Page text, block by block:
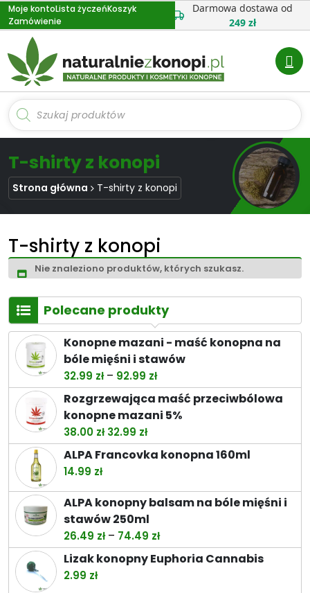
Przejdź
do
treści
Moje kontoLista życzeńKoszyk
Zamówienie
Darmowa dostawa od
249 zł
Wyszukiwarka
produktów
T-shirty z konopi
Strona główna T-shirty z konopi
T-shirty z konopi
Nie znaleziono produktów, których szukasz.
Polecane produkty
Konopne mazani - maść konopna na
bóle mięśni i stawów
32.99 zł – 92.99 złZakres
cen:
od
do
92.99 zł
Rozgrzewająca maść przeciwbólowa
konopne mazani 5%
38.00 zł Pierwotna
cena
32.99 złAktualna
cena
ALPA Francovka konopna 160ml
14.99 zł
ALPA konopny balsam na bóle mięśni i
stawów 250ml
26.49 zł – 74.49 złZakres
cen:
od
Lizak konopny Euphoria Cannabis
2.99 zł